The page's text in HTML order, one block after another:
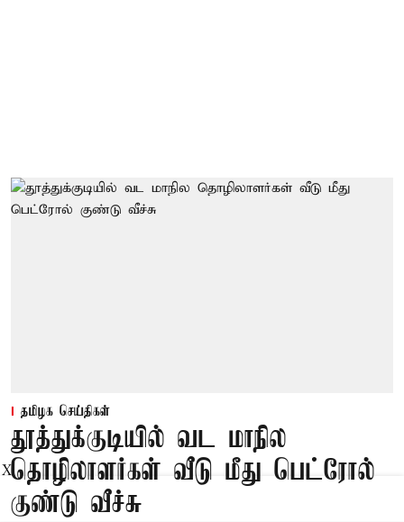
தமிழக செய்திகள்
தூத்துக்குடியில் வட மாநில
தொழிலாளர்கள் வீடு மீது பெட்ரோல்
குண்டு வீச்சு
X